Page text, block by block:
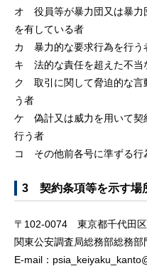
オ 役員等が暴力団又は暴力
を有している者
カ 暴力的な要求行為を行う
キ 法的な責任を超えた不当
ク 取引に関して脅迫的な言
う者
ケ 偽計又は威力を用いて契
行う者
コ その他前各号に準ずる行
3 契約条項等を示す場
〒102-0074 東京都千代田
関東公安調査局総務部総務
E-mail：